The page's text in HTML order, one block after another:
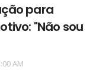
para
"Não sou
AM